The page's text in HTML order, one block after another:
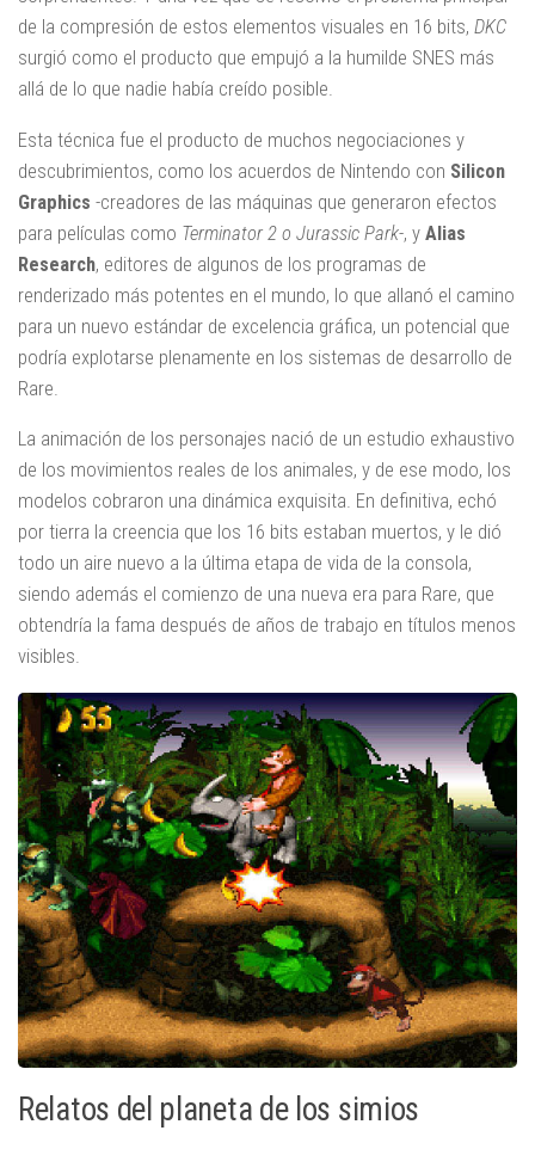
de la compresión de estos elementos visuales en 16 bits, DKC
surgió como el producto que empujó a la humilde SNES más
allá de lo que nadie había creído posible.
Esta técnica fue el producto de muchos negociaciones y
descubrimientos, como los acuerdos de Nintendo con Silicon
Graphics -creadores de las máquinas que generaron efectos
para películas como Terminator 2 o Jurassic Park-, y Alias ​​
Research, editores de algunos de los programas de
renderizado más potentes en el mundo, lo que allanó el camino
para un nuevo estándar de excelencia gráfica, un potencial que
podría explotarse plenamente en los sistemas de desarrollo de
Rare.
La animación de los personajes nació de un estudio exhaustivo
de los movimientos reales de los animales, y de ese modo, los
modelos cobraron una dinámica exquisita. En definitiva, echó
por tierra la creencia que los 16 bits estaban muertos, y le dió
todo un aire nuevo a la última etapa de vida de la consola,
siendo además el comienzo de una nueva era para Rare, que
obtendría la fama después de años de trabajo en títulos menos
visibles.
Relatos del planeta de los simios